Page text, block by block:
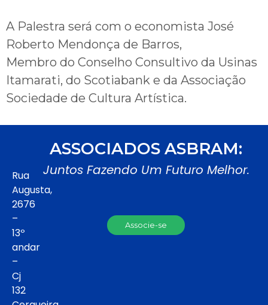
A Palestra será com o economista José
Roberto Mendonça de Barros,
Membro do Conselho Consultivo da Usinas
Itamarati, do Scotiabank e da Associação
Sociedade de Cultura Artística.
Rua
Augusta,
2676
–
13º
andar
–
Cj
132
ASSOCIADOS ASBRAM:
Juntos Fazendo Um Futuro Melhor.
Associe-se